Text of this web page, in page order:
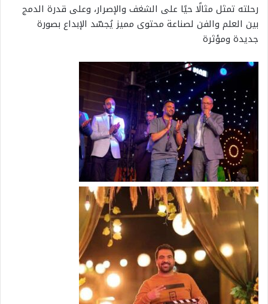
رحلته تمثل مثالًا حيًا على الشغف والإصرار، وعلى قدرة الدمج
بين العلم والفن لصناعة محتوى مميز يُجسّد الإبداع بصورة
جديدة ومؤثرة